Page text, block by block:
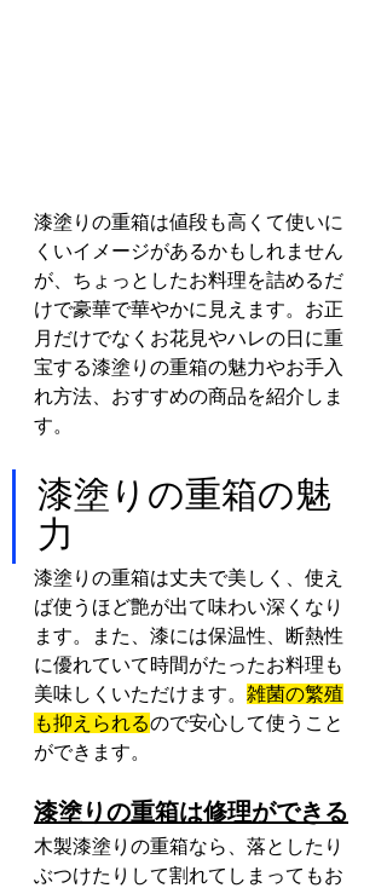
漆塗りの重箱は値段も高くて使いに
くいイメージがあるかもしれません
が、ちょっとしたお料理を詰めるだ
けで豪華で華やかに見えます。お正
月だけでなくお花見やハレの日に重
宝する漆塗りの重箱の魅力やお手入
れ方法、おすすめの商品を紹介しま
す。
漆塗りの重箱の魅
力
漆塗りの重箱は丈夫で美しく、使え
ば使うほど艶が出て味わい深くなり
ます。また、漆には保温性、断熱性
に優れていて時間がたったお料理も
美味しくいただけます。 雑菌の繁殖
も抑えられるので安心して使うこと
ができます。
漆塗りの重箱は修理ができる
木製漆塗りの重箱なら、落としたり
ぶつけたりして割れてしまってもお